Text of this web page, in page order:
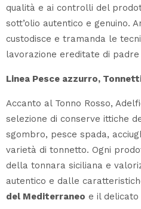
qualità e ai controlli del
sott’olio autentico e genuino.
custodisce e tramanda le
lavorazione ereditate di padre
Linea Pesce azzurro,
Accanto al Tonno Rosso,
selezione di conserve ittiche
sgombro, pesce spada,
varietà di tonnetto. Ogni
della tonnara siciliana e
autentico e dalle
del Mediterraneo e il delicato